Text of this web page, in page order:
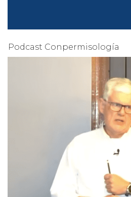
Podcast Conpermisología